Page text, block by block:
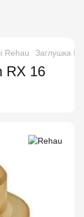
Rehau Заглушка
RX 16